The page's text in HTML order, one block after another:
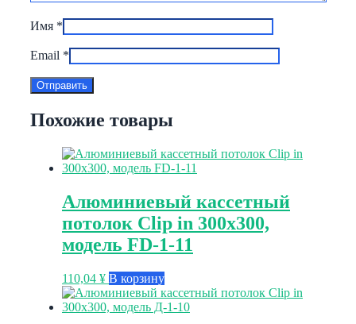
Имя *
Email *
Похожие товары
Алюминиевый кассетный
потолок Clip in 300х300,
модель FD-1-11
110,04 ¥ В корзину